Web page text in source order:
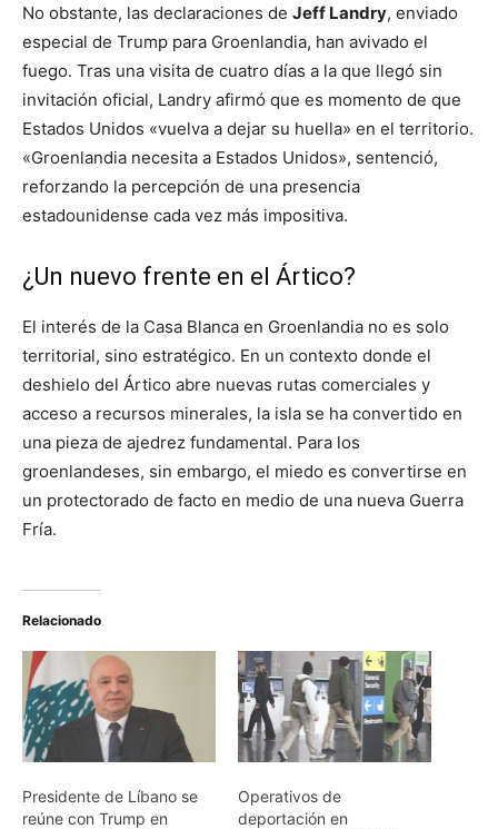
No obstante, las declaraciones de Jeff Landry, enviado
especial de Trump para Groenlandia, han avivado el
fuego. Tras una visita de cuatro días a la que llegó sin
invitación oficial, Landry afirmó que es momento de que
Estados Unidos «vuelva a dejar su huella» en el territorio.
«Groenlandia necesita a Estados Unidos», sentenció,
reforzando la percepción de una presencia
estadounidense cada vez más impositiva.
¿Un nuevo frente en el Ártico?
El interés de la Casa Blanca en Groenlandia no es solo
territorial, sino estratégico. En un contexto donde el
deshielo del Ártico abre nuevas rutas comerciales y
acceso a recursos minerales, la isla se ha convertido en
una pieza de ajedrez fundamental. Para los
groenlandeses, sin embargo, el miedo es convertirse en
un protectorado de facto en medio de una nueva Guerra
Fría.
Relacionado
Presidente de Líbano se
reúne con Trump en
Operativos de
deportación en